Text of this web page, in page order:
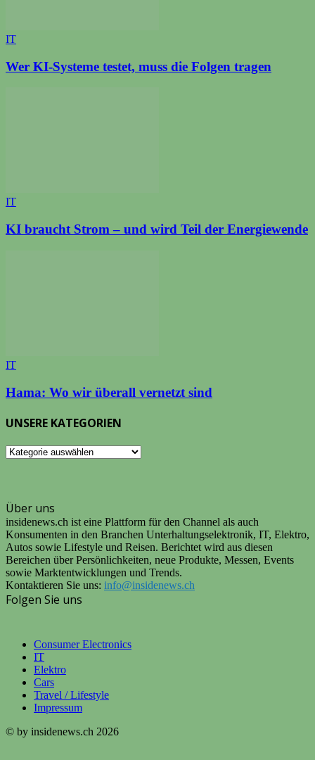
IT
Wer KI-Systeme testet, muss die Folgen tragen
IT
KI braucht Strom – und wird Teil der Energiewende
IT
Hama: Wo wir überall vernetzt sind
UNSERE KATEGORIEN
UNSERE
Über uns
insidenews.ch ist eine Plattform für den Channel als auch
Konsumenten in den Branchen Unterhaltungselektronik, IT, Elektro,
Autos sowie Lifestyle und Reisen. Berichtet wird aus diesen
Bereichen über Persönlichkeiten, neue Produkte, Messen, Events
sowie Marktentwicklungen und Trends.
Kontaktieren Sie uns: info@insidenews.ch
Folgen Sie uns
Consumer Electronics
IT
Elektro
Cars
Travel / Lifestyle
Impressum
© by insidenews.ch 2026